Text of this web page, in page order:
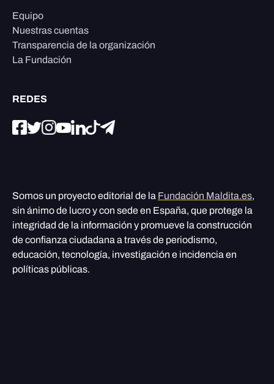
Equipo
Nuestras cuentas
Transparencia de la organización
La Fundación
REDES
Somos un proyecto editorial de la Fundación Maldita.es,
sin ánimo de lucro y con sede en España, que protege la
integridad de la información y promueve la construcción
de confianza ciudadana a través de periodismo,
educación, tecnología, investigación e incidencia en
políticas públicas.